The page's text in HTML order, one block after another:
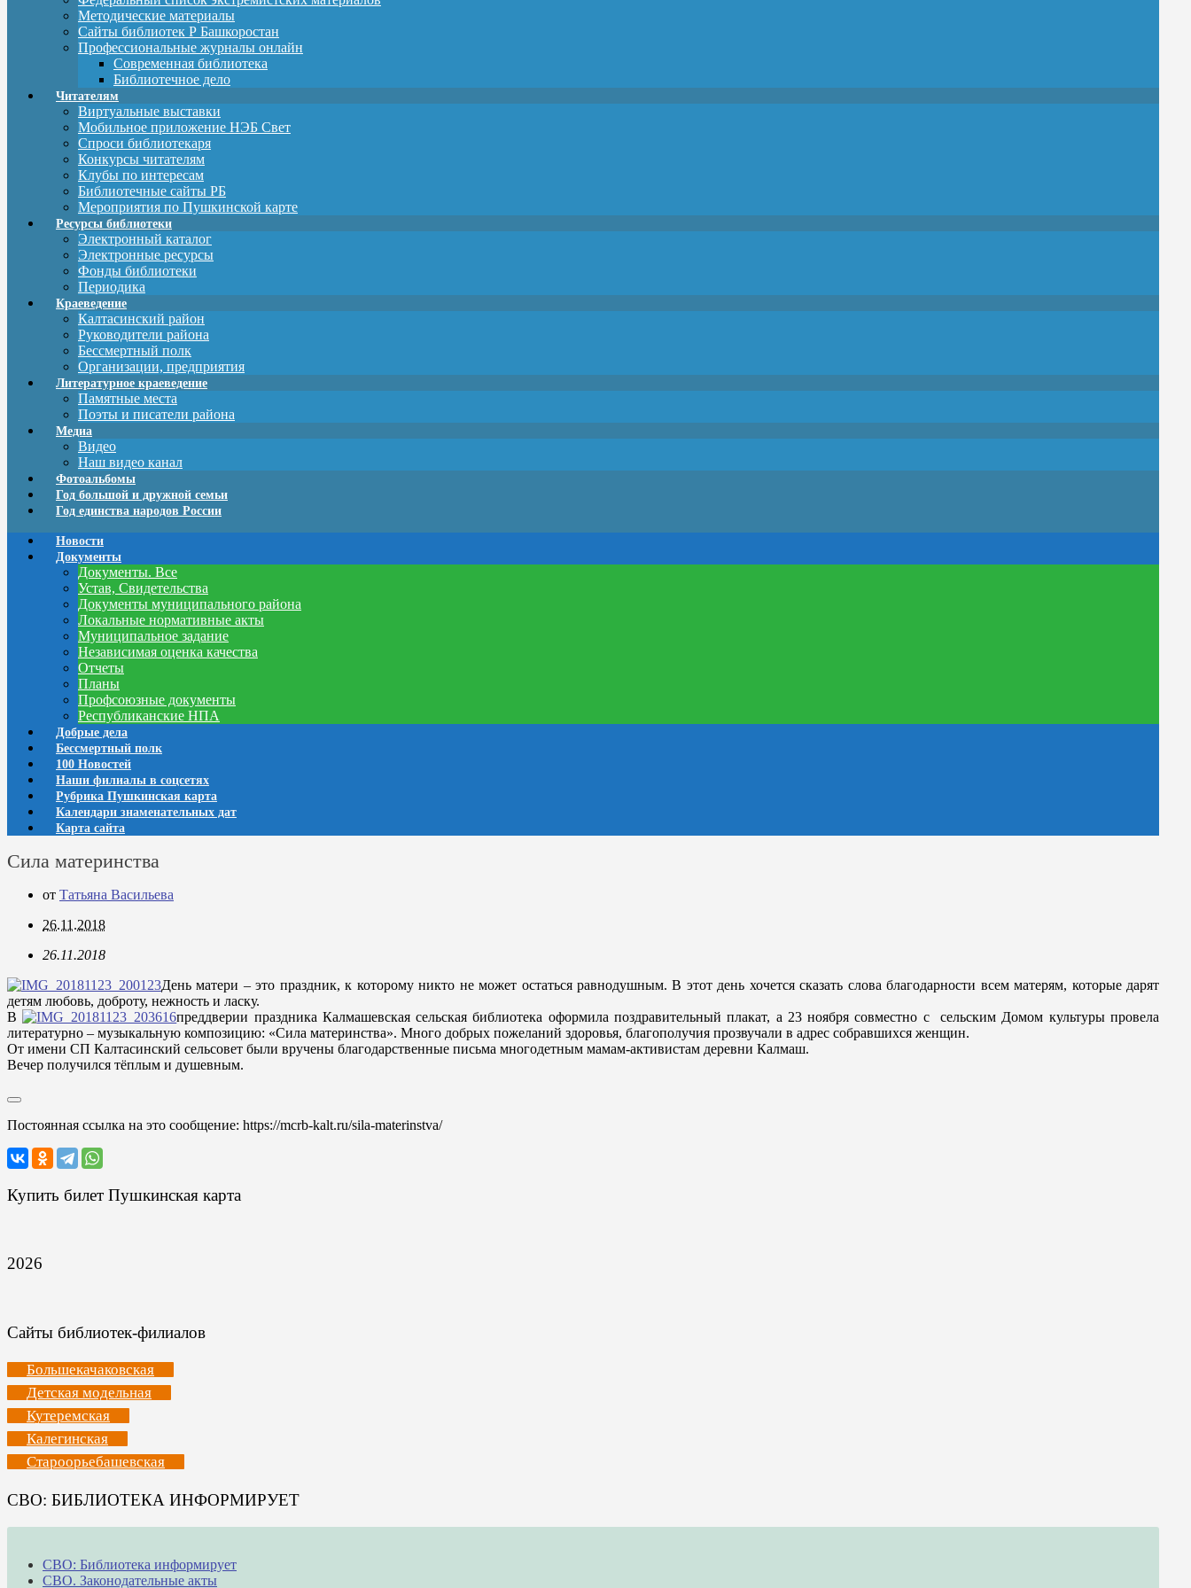
Методические материалы
Сайты библиотек Р Башкоростан
Профессиональные журналы онлайн
Современная библиотека
Библиотечное дело
Читателям
Виртуальные выставки
Мобильное приложение НЭБ Свет
Спроси библиотекаря
Конкурсы читателям
Клубы по интересам
Библиотечные сайты РБ
Мероприятия по Пушкинской карте
Ресурсы библиотеки
Электронный каталог
Электронные ресурсы
Фонды библиотеки
Периодика
Краеведение
Калтасинский район
Руководители района
Бессмертный полк
Организации, предприятия
Литературное краеведение
Памятные места
Поэты и писатели района
Медиа
Видео
Наш видео канал
Фотоальбомы
Год большой и дружной семьи
Год единства народов России
Новости
Документы
Документы. Все
Устав, Свидетельства
Документы муниципального района
Локальные нормативные акты
Муниципальное задание
Независимая оценка качества
Отчеты
Планы
Профсоюзные документы
Республиканские НПА
Добрые дела
Бессмертный полк
100 Новостей
Наши филиалы в соцсетях
Рубрика Пушкинская карта
Календари знаменательных дат
Карта сайта
Сила материнства
от Татьяна Васильева
26.11.2018
26.11.2018
День матери – это праздник, к которому никто не может остаться равнодушным. В этот день хочется сказать слова благодарности всем матерям, которые дарят
детям любовь, доброту, нежность и ласку.
В
преддверии праздника Калмашевская сельская библиотека оформила поздравительный плакат, а 23 ноября совместно с сельским Домом культуры провела
литературно – музыкальную композицию: «Сила материнства». Много добрых пожеланий здоровья, благополучия прозвучали в адрес собравшихся женщин.
От имени СП Калтасинский сельсовет были вручены благодарственные письма многодетным мамам-активистам деревни Калмаш.
Вечер получился тёплым и душевным.
Постоянная ссылка на это сообщение: https://mcrb-kalt.ru/sila-materinstva/
Купить билет Пушкинская карта
2026
Сайты библиотек-филиалов
Большекачаковская
Детская модельная
Кутеремская
Калегинская
Староорьебашевская
СВО: БИБЛИОТЕКА ИНФОРМИРУЕТ
СВО: Библиотека информирует
СВО. Законодательные акты